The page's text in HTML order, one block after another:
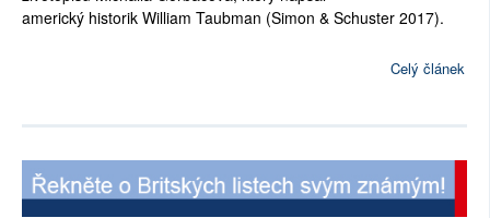
americký historik William Taubman (Simon & Schuster 2017).
Celý článek